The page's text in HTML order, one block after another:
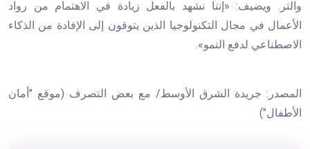
والتر. ويضيف: «إننا نشهد بالفعل زيادة في الاهتمام من رواد
الأعمال في مجال التكنولوجيا الذين يتوقون إلى الإفادة من الذكاء
الاصطناعي لدفع النمو».
المصدر: جريدة الشرق الأوسط/ مع بعض التصرف (موقع "أمان
الأطفال")